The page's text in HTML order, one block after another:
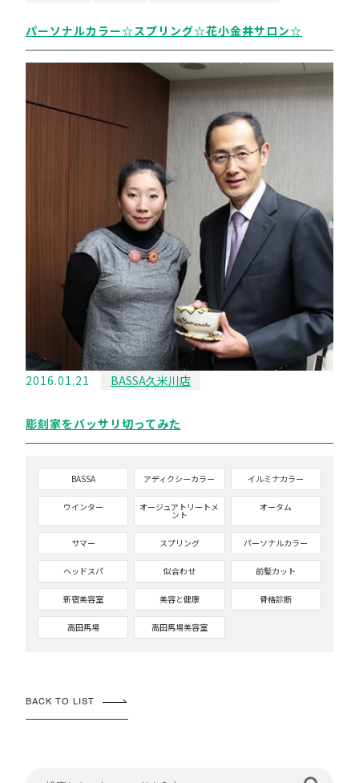
パーソナルカラー☆スプリング☆花小金井サロン☆
2016.01.21 BASSA久米川店
彫刻家をバッサリ切ってみた
BASSA アディクシーカラー イルミナカラー
ウインター オージュアトリートメ
ント
オータム
サマー スプリング パーソナルカラー
ヘッドスパ 似合わせ 前髪カット
新宿美容室 美容と健康 骨格診断
高田馬場 高田馬場美容室
BACK TO LIST